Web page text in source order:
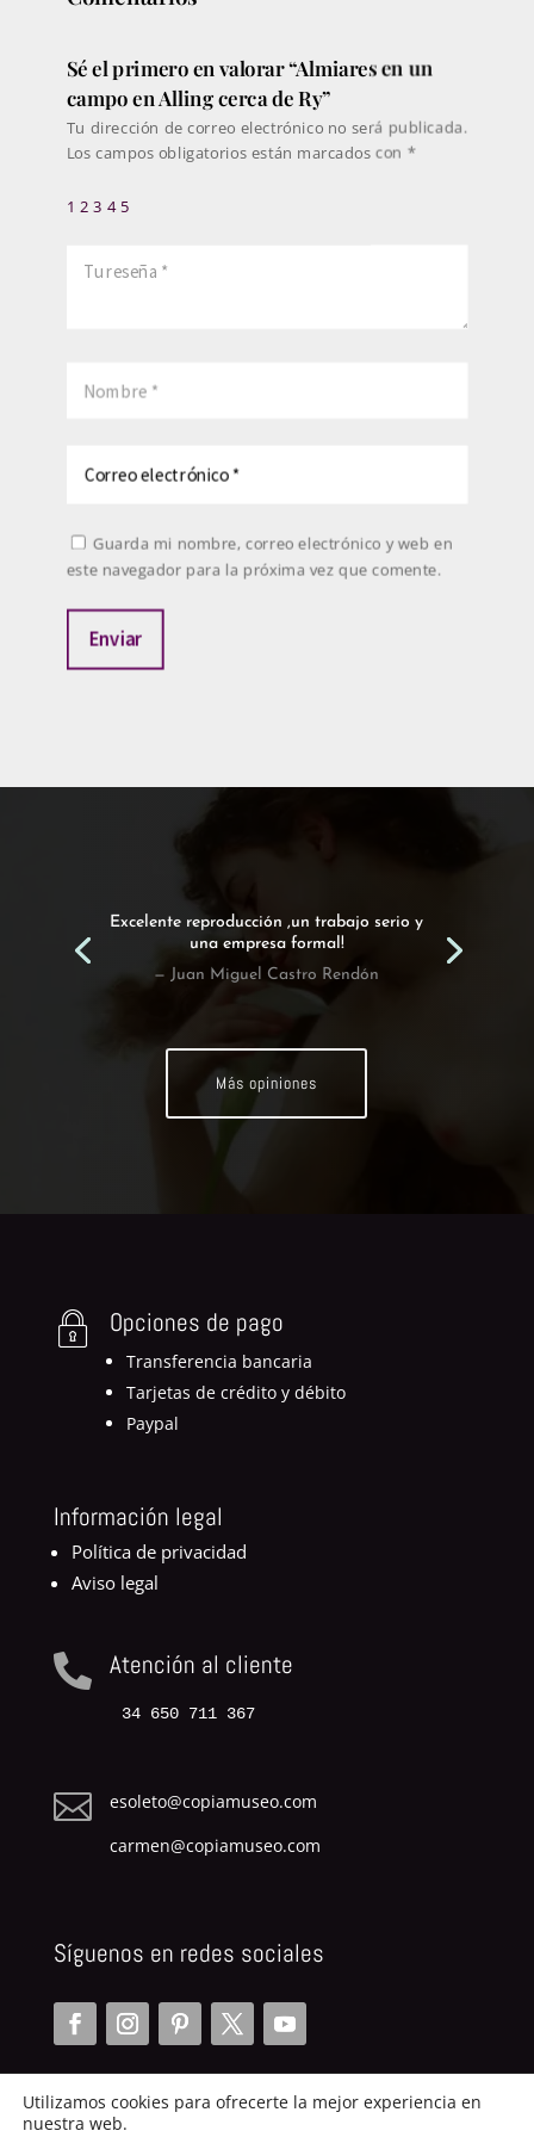
Sé el primero en valorar “Almiares en un
campo en Alling cerca de Ry”
Tu dirección de correo electrónico no será publicada.
Los campos obligatorios están marcados con *
1 2 3 4 5
Guarda mi nombre, correo electrónico y web en
este navegador para la próxima vez que comente.
Enviar
Excelente reproducción ,un trabajo serio y
una empresa formal!
— Juan Miguel Castro Rendón
Más opiniones
Opciones de pago
Transferencia bancaria
Tarjetas de crédito y débito
Paypal
Información legal
Política de privacidad
Aviso legal
 Atención al cliente
34 650 711 367

esoleto@copiamuseo.com
carmen@copiamuseo.com
Síguenos en redes sociales
Utilizamos cookies para ofrecerte la mejor experiencia en
nuestra web.